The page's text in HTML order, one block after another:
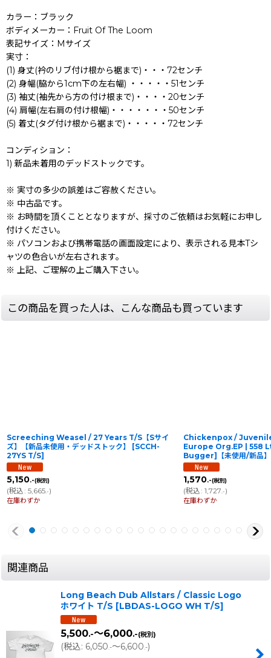
カラー：ブラック
ボディメーカー：Fruit Of The Loom
表記サイズ：Mサイズ
実寸：
(1) 身丈(衿のリブ付け根から裾まで)・・・72センチ
(2) 身幅(脇から1cm下の左右幅) ・・・・・51センチ
(3) 袖丈(袖先から方の付け根まで)・・・・20センチ
(4) 肩幅(左右肩の付け根幅)・・・・・・・50センチ
(5) 着丈(タグ付け根から裾まで)・・・・・72センチ
コンディション：
1) 新品未着用のデッドストックです。
※ 実寸の多少の誤差はご容赦ください。
※ 中古品です。
※ お時間を頂くこととなりますが、採寸のご依頼はお気軽にお申し
付けください。
※ パソコンおよび携帯電話の画面設定により、表示される見本Tシ
ャツの色合いが左右されます。
※ 上記、ご理解の上ご購入下さい。
この商品を買った人は、こんな商品も買っています
Screeching Weasel / 27 Years T/S【Sサイ
ズ】【新品未使用・デッドストック】
[SCCH-
27YS T/S]
5,150.-(税別)
(税込: 5,665.-)
在庫わずか
Chickenpox /
Europe Org.EP | 558
Bugger]【未使用/新品】
1,570.-(税別)
(税込: 1,727 .-)
在庫わずか
関連商品
Long Beach Dub Allstars / Classic Logo
ホワイト T/S [LBDAS-LOGO WH T/S]
5,500.-～6,000.-(税別)
(税込: 6,050.-～6,600.-)